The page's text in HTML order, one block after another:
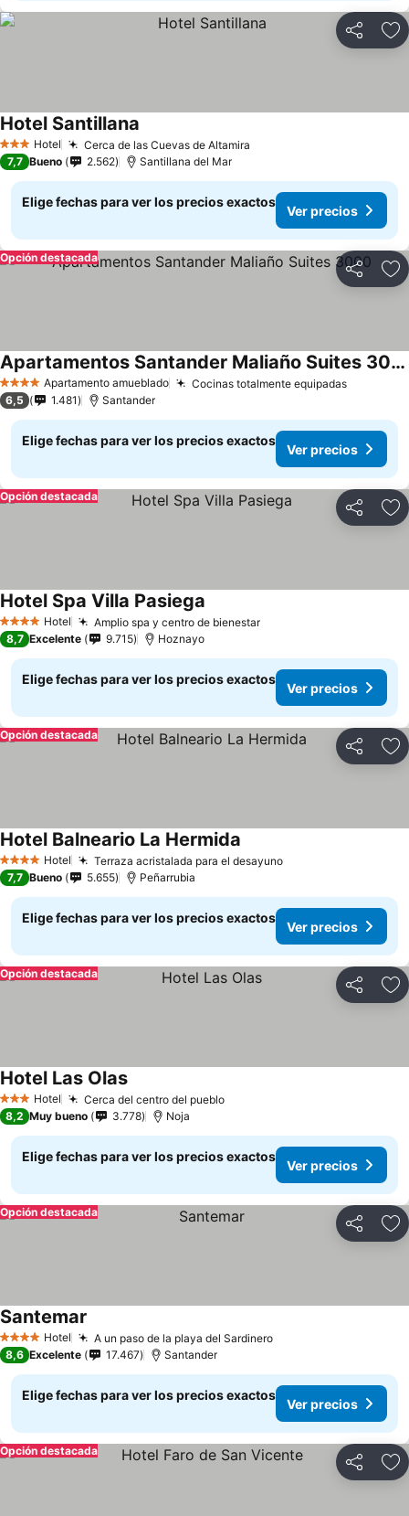
Compartir
3 Estrellas
Hotel Cerca de las Cuevas de Altamira
Hotel Santillana
7,7 Bueno 2.562 Santillana del Mar
Elige fechas para ver los precios exactos
Ver precios
Compartir
Opción destacada
4 EstrellasApartamento amueblado Cocinas totalmente equipadas
Apartamentos Santander Maliaño Suites 3000
6,5 1.481 Santander
Elige fechas para ver los precios exactos
Ver precios
Compartir
Opción destacada
4 EstrellasHotel Amplio spa y centro de bienestar
Hotel Spa Villa Pasiega
8,7 Excelente 9.715 Hoznayo
Elige fechas para ver los precios exactos
Ver precios
Compartir
Opción destacada
4 EstrellasHotel Terraza acristalada para el desayuno
Hotel Balneario La Hermida
7,7 Bueno 5.655 Peñarrubia
Elige fechas para ver los precios exactos
Ver precios
Compartir
Opción destacada
3 Estrellas
Hotel Cerca del centro del pueblo
Hotel Las Olas
8,2 Muy bueno 3.778 Noja
Elige fechas para ver los precios exactos
Ver precios
Compartir
Opción destacada
4 EstrellasHotel A un paso de la playa del Sardinero
Santemar
8,6 Excelente 17.467 Santander
Elige fechas para ver los precios exactos
Ver precios
Compartir
Opción destacada